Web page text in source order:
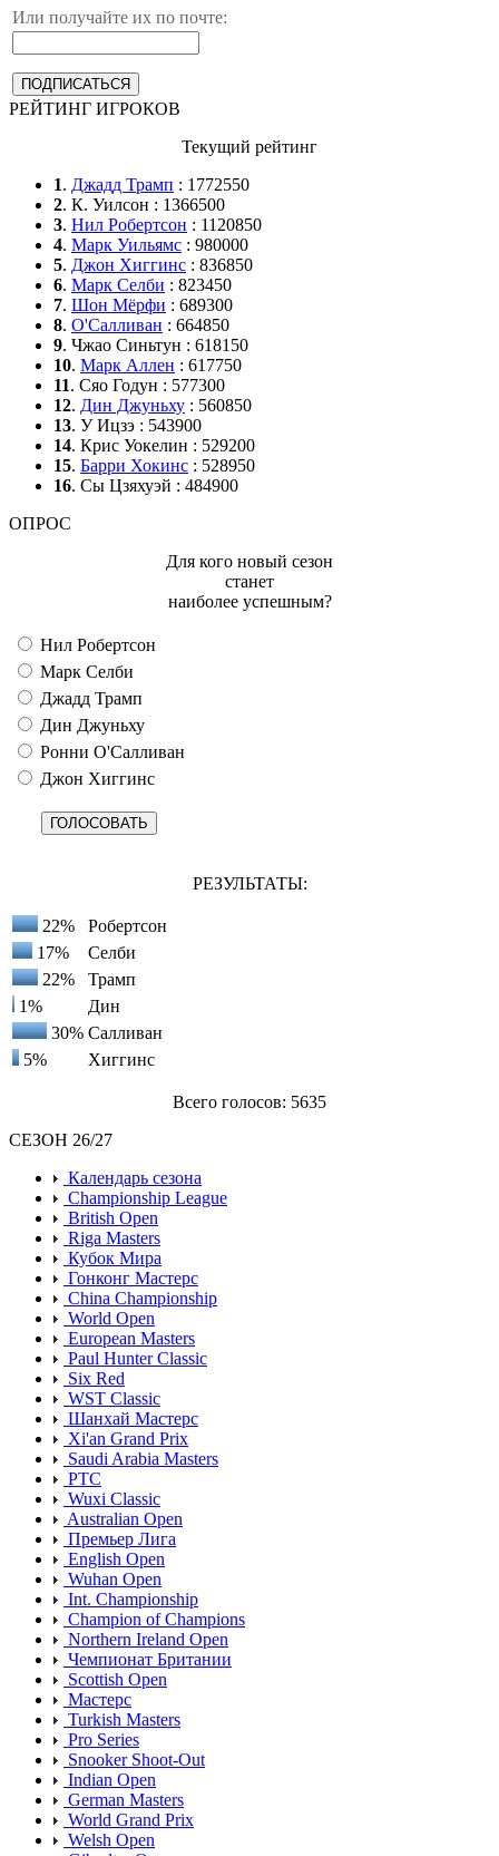
Или получайте их по почте:
РЕЙТИНГ ИГРОКОВ
Текущий рейтинг
1. Джадд Трамп : 1772550
2. К. Уилсон : 1366500
3. Нил Робертсон : 1120850
4. Марк Уильямс : 980000
5. Джон Хиггинс : 836850
6. Марк Селби : 823450
7. Шон Мёрфи : 689300
8. О'Салливан : 664850
9. Чжао Синьтун : 618150
10. Марк Аллен : 617750
11. Сяо Годун : 577300
12. Дин Джуньху : 560850
13. У Ицзэ : 543900
14. Крис Уокелин : 529200
15. Барри Хокинс : 528950
16. Сы Цзяхуэй : 484900
ОПРОС
Для кого новый сезон
станет
наиболее успешным?
Нил Робертсон
Марк Селби
Джадд Трамп
Дин Джуньху
Ронни О'Салливан
Джон Хиггинс
РЕЗУЛЬТАТЫ:
22%
Робертсон
17%
Селби
22%
Трамп
1%
Дин
30% Салливан
5%
Хиггинс
Всего голосов: 5635
СЕЗОН 26/27
Календарь сезона
Championship League
British Open
Riga Masters
Кубок Мира
Гонконг Мастерс
China Championship
World Open
European Masters
Paul Hunter Classic
Six Red
WST Classic
Шанхай Мастерс
Xi'an Grand Prix
Saudi Arabia Masters
PTC
Wuxi Classic
Australian Open
Премьер Лига
English Open
Wuhan Open
Int. Championship
Champion of Champions
Northern Ireland Open
Чемпионат Британии
Scottish Open
Мастерс
Turkish Masters
Pro Series
Snooker Shoot-Out
Indian Open
German Masters
World Grand Prix
Welsh Open